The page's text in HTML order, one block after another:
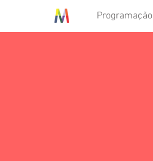
Programação